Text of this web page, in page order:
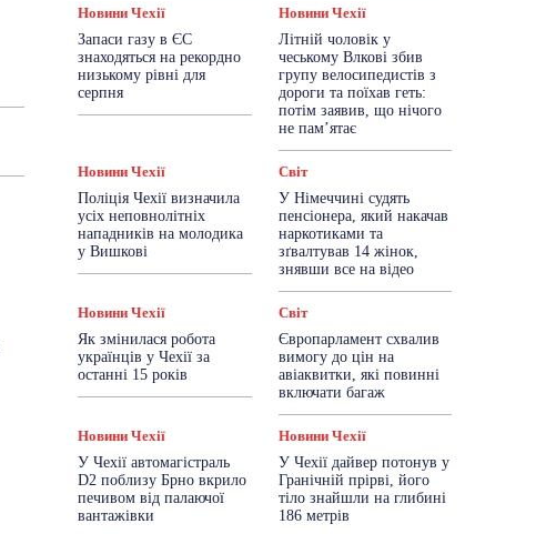
Новини України
Новини Чехії
Робота
Сад та город
Світ
Спорт ТехноМанія
Топ-новини
Фоторепортаж
Більше
Новини Чехії
Запаси газу в ЄС
знаходяться на рекордно
низькому рівні для
серпня
Новини Чехії
Літній чоловік у
чеському Влкові збив
групу велосипедистів з
дороги та поїхав геть:
потім заявив, що нічого
не пам’ятає
Новини Чехії
Поліція Чехії визначила
усіх неповнолітніх
нападників на молодика
у Вишкові
Світ
У Німеччині судять
пенсіонера, який накачав
наркотиками та
зґвалтував 14 жінок,
знявши все на відео
Новини Чехії
Як змінилася робота
українців у Чехії за
останні 15 років
Світ
Європарламент схвалив
вимогу до цін на
авіаквитки, які повинні
включати багаж
Новини Чехії
У Чехії автомагістраль
D2 поблизу Брно вкрило
печивом від палаючої
вантажівки
Новини Чехії
У Чехії дайвер потонув у
Гранічній прірві, його
тіло знайшли на глибині
186 метрів